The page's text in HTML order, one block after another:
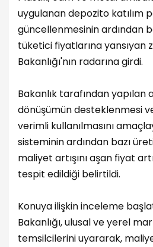
uygulanan depozito katılım
güncellenmesinin ardından
tüketici fiyatlarına yansıyan
Bakanlığı'nın radarına girdi.
Bakanlık tarafından yapılan
dönüşümün desteklenmesi
verimli kullanılmasını
sisteminin ardından bazı
maliyet artışını aşan fiyat
tespit edildiği belirtildi.
Konuya ilişkin inceleme
Bakanlığı, ulusal ve yerel
temsilcilerini uyararak,